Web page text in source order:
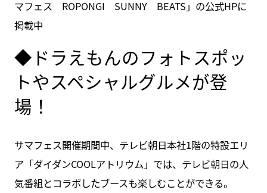
マフェス ROPONGI SUNNY BEATS」の公式HPに
掲載中
◆ドラえもんのフォトスポッ
トやスペシャルグルメが登
場！
サマフェス開催期間中、テレビ朝日本社1階の特設エリ
ア「ダイダンCOOLアトリウム」では、テレビ朝日の人
気番組とコラボしたブースも楽しむことができる。